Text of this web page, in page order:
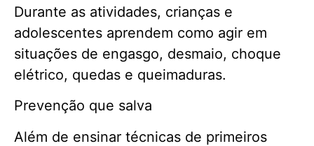
Durante as atividades, crianças e
adolescentes aprendem como agir em
situações de engasgo, desmaio, choque
elétrico, quedas e queimaduras.
Prevenção que salva
Além de ensinar técnicas de primeiros